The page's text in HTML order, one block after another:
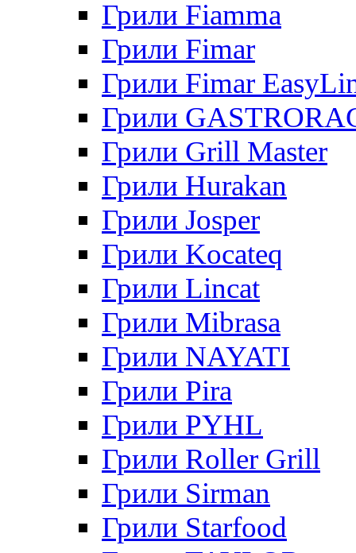
Грили Fiamma
Грили Fimar
Грили Fimar
Грили
Грили Grill Master
Грили Hurakan
Грили Josper
Грили Kocateq
Грили Lincat
Грили Mibrasa
Грили NAYATI
Грили Pira
Грили PYHL
Грили Roller Grill
Грили Sirman
Грили Starfood